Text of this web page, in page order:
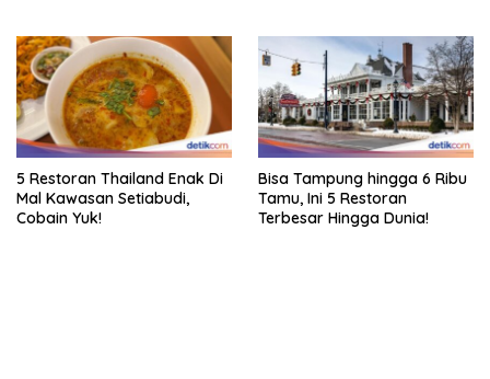
5 Restoran Thailand Enak Di
Mal Kawasan Setiabudi,
Cobain Yuk!
Bisa Tampung hingga 6 Ribu
Tamu, Ini 5 Restoran
Terbesar Hingga Dunia!